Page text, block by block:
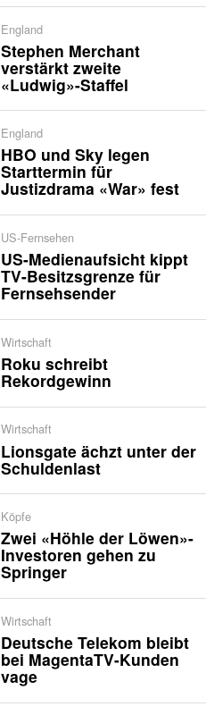
England
Stephen Merchant
verstärkt zweite
«Ludwig»-Staffel
England
HBO und Sky legen
Starttermin für
Justizdrama «War» fest
US-Fernsehen
US-Medienaufsicht kippt
TV-Besitzsgrenze für
Fernsehsender
Wirtschaft
Roku schreibt
Rekordgewinn
Wirtschaft
Lionsgate ächzt unter der
Schuldenlast
Köpfe
Zwei «Höhle der Löwen»-
Investoren gehen zu
Springer
Wirtschaft
Deutsche Telekom bleibt
bei MagentaTV-Kunden
vage